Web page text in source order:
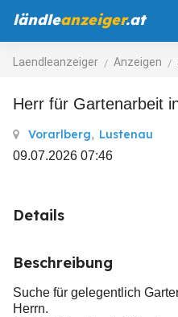
ländleanzeiger.at
Laendleanzeiger Anzeigen
Herr für Gartenarbeit
Vorarlberg, Lustenau
09.07.2026 07:46
Details
Beschreibung
Suche für gelegentlich
Herrn.